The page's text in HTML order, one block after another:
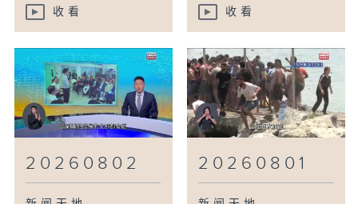
收看 收看
20260802 20260801